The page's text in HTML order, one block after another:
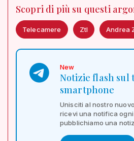
Scopri di più su questi
Telecamere Ztl Andrea
New
Notizie flash sul
smartphone
Unisciti al nostro
ricevi una notifica
pubblichiamo una